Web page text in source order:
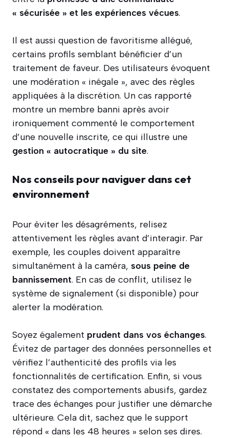
« sécurisée » et les expériences vécues.
Il est aussi question de favoritisme allégué,
certains profils semblant bénéficier d’un
traitement de faveur. Des utilisateurs évoquent
une modération « inégale », avec des règles
appliquées à la discrétion. Un cas rapporté
montre un membre banni après avoir
ironiquement commenté le comportement
d’une nouvelle inscrite, ce qui illustre une
gestion « autocratique » du site.
Nos conseils pour naviguer dans cet
environnement
Pour éviter les désagréments, relisez
attentivement les règles avant d’interagir. Par
exemple, les couples doivent apparaître
simultanément à la caméra, sous peine de
bannissement. En cas de conflit, utilisez le
système de signalement (si disponible) pour
alerter la modération.
Soyez également prudent dans vos échanges.
Évitez de partager des données personnelles et
vérifiez l’authenticité des profils via les
fonctionnalités de certification. Enfin, si vous
constatez des comportements abusifs, gardez
trace des échanges pour justifier une démarche
ultérieure. Cela dit, sachez que le support
répond « dans les 48 heures » selon ses dires.